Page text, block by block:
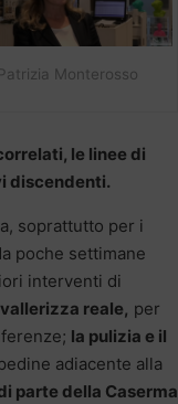
Monterosso
le linee di
discendenti.
soprattutto per i
poche settimane
interventi di
reale, per
la pulizia e il
adiacente alla
parte della Caserma